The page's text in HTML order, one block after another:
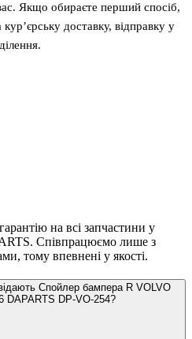
Якщо обираєте перший спосіб,
доставку, відправку у
на всі запчастини у
Співпрацюємо лише з
тому впевнені у якості.
Спойлер бампера R VOLVO
DAPARTS DP-VO-254?